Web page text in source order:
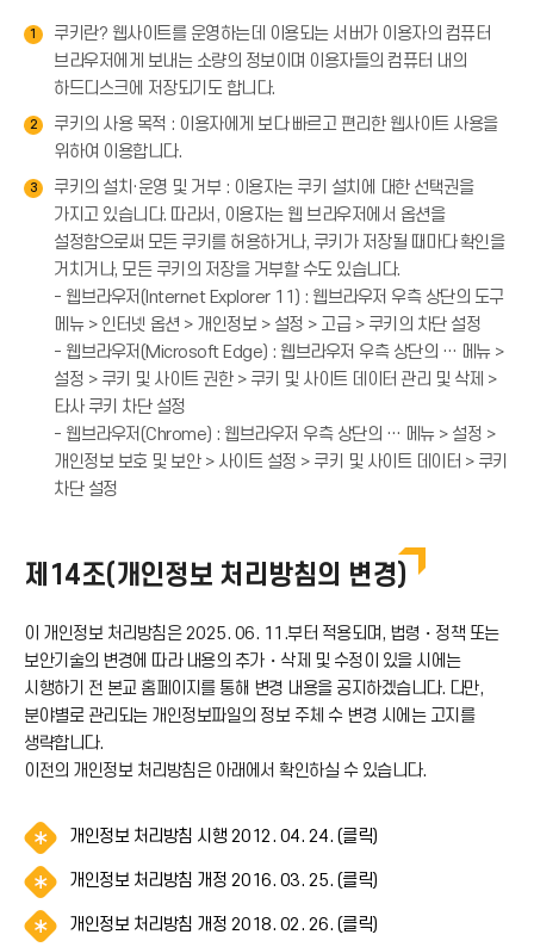
1
쿠키란? 웹사이트를 운영하는데 이용되는 서버가 이용자의 컴퓨터
브라우저에게 보내는 소량의 정보이며 이용자들의 컴퓨터 내의
하드디스크에 저장되기도 합니다.
2
쿠키의 사용 목적 : 이용자에게 보다 빠르고 편리한 웹사이트 사용을
위하여 이용합니다.
3
쿠키의 설치·운영 및 거부 : 이용자는 쿠키 설치에 대한 선택권을
가지고 있습니다. 따라서, 이용자는 웹 브라우저에서 옵션을
설정함으로써 모든 쿠키를 허용하거나, 쿠키가 저장될 때마다 확인을
거치거나, 모든 쿠키의 저장을 거부할 수도 있습니다.
- 웹브라우저(Internet Explorer 11) : 웹브라우저 우측 상단의 도구
메뉴 > 인터넷 옵션 > 개인정보 > 설정 > 고급 > 쿠키의 차단 설정
- 웹브라우저(Microsoft Edge) : 웹브라우저 우측 상단의 … 메뉴 >
설정 > 쿠키 및 사이트 권한 > 쿠키 및 사이트 데이터 관리 및 삭제 >
타사 쿠키 차단 설정
- 웹브라우저(Chrome) : 웹브라우저 우측 상단의 … 메뉴 > 설정 >
개인정보 보호 및 보안 > 사이트 설정 > 쿠키 및 사이트 데이터 > 쿠키
차단 설정
제14조(개인정보 처리방침의 변경)
이 개인정보 처리방침은 2025. 06. 11.부터 적용되며, 법령・정책 또는
보안기술의 변경에 따라 내용의 추가・삭제 및 수정이 있을 시에는
시행하기 전 본교 홈페이지를 통해 변경 내용을 공지하겠습니다. 다만,
분야별로 관리되는 개인정보파일의 정보 주체 수 변경 시에는 고지를
생략합니다.
이전의 개인정보 처리방침은 아래에서 확인하실 수 있습니다.
개인정보 처리방침 시행 2012. 04. 24. (클릭)알
(
아
개인정보 처리방침 개정 2016. 03. 25. (클릭)알
(
개인정보 처리방침 개정 2018. 02. 26. (클릭)알